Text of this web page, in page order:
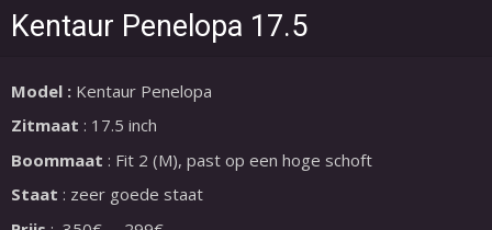
Kentaur Penelopa 17.5
Model : Kentaur Penelopa
Zitmaat : 17.5 inch
Boommaat : Fit 2 (M), past op een hoge schoft
Staat : zeer goede staat